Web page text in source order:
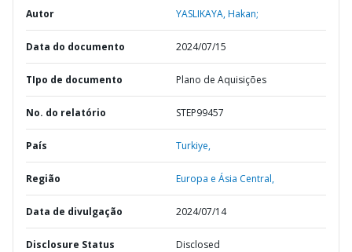
Autor YASLIKAYA, Hakan;
Data do documento 2024/07/15
TIpo de documento Plano de Aquisições
No. do relatório STEP99457
País Turkiye,
Região Europa e Ásia Central,
Data de divulgação 2024/07/14
Disclosure Status Disclosed